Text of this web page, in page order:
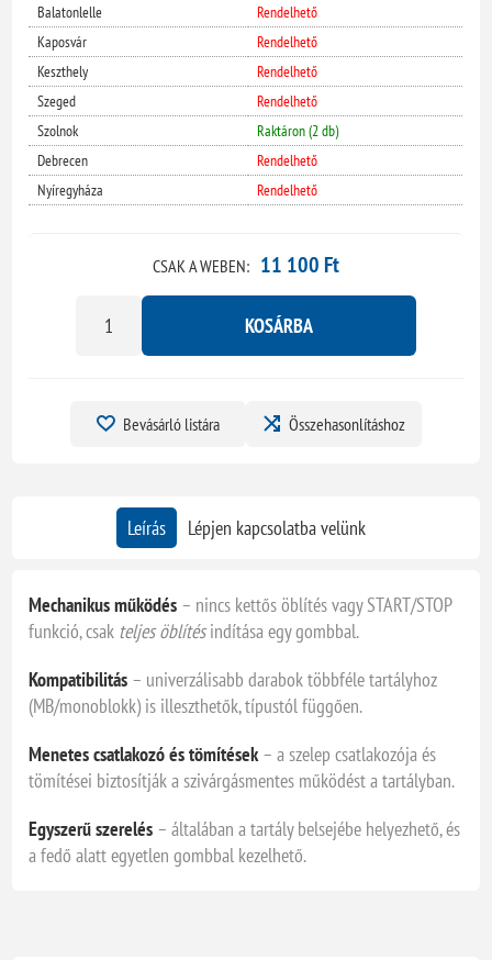
Balatonlelle
Rendelhető
Kaposvár
Rendelhető
Keszthely
Rendelhető
Szeged
Rendelhető
Szolnok
Raktáron (2 db)
Debrecen
Rendelhető
Nyíregyháza
Rendelhető
CSAK A WEBEN: 11 100 Ft
KOSÁRBA
Bevásárló listára Összehasonlításhoz
Leírás Lépjen kapcsolatba velünk
Mechanikus működés – nincs kettős öblítés vagy START/STOP
funkció, csak teljes öblítésindítása egy gombbal.
Kompatibilitás – univerzálisabb darabok többféle tartályhoz
(MB/monoblokk) is illeszthetők, típustól függően.
Menetes csatlakozó és tömítések – a szelep csatlakozója és
tömítései biztosítják a szivárgásmentes működést a tartályban.
Egyszerű szerelés – általában a tartály belsejébe helyezhető, és
a fedő alatt egyetlen gombbal kezelhető.